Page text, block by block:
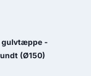
gulvtæppe -
(Ø150)